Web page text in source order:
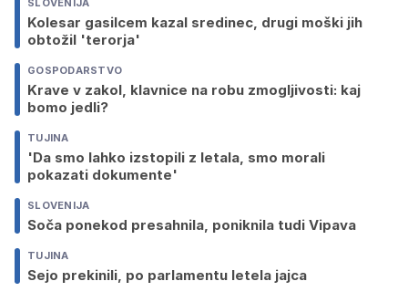
Kolesar gasilcem kazal sredinec, drugi moški jih
obtožil 'terorja'
GOSPODARSTVO
Krave v zakol, klavnice na robu zmogljivosti: kaj
bomo jedli?
TUJINA
'Da smo lahko izstopili z letala, smo morali
pokazati dokumente'
SLOVENIJA
Soča ponekod presahnila, poniknila tudi Vipava
TUJINA
Sejo prekinili, po parlamentu letela jajca